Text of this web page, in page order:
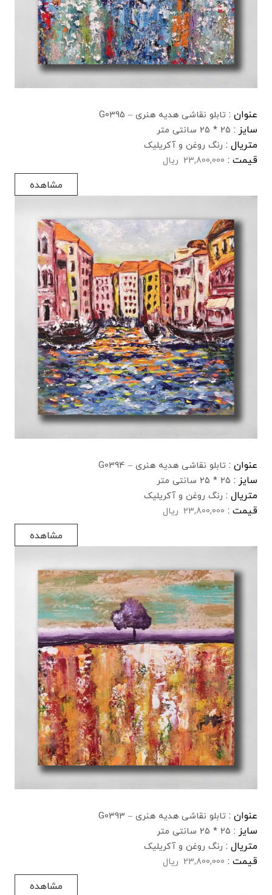
عنوان : تابلو نقاشی هدیه هنری – G0395
سایز : 25 * 25 سانتی متر
متریال : رنگ روغن و آکریلیک
قیمت : 23,800,000 ریال
مشاهده
عنوان : تابلو نقاشی هدیه هنری – G0394
سایز : 25 * 25 سانتی متر
متریال : رنگ روغن و آکریلیک
قیمت : 23,800,000 ریال
مشاهده
عنوان : تابلو نقاشی هدیه هنری – G0393
سایز : 25 * 25 سانتی متر
متریال : رنگ روغن و آکریلیک
قیمت : 23,800,000 ریال
مشاهده